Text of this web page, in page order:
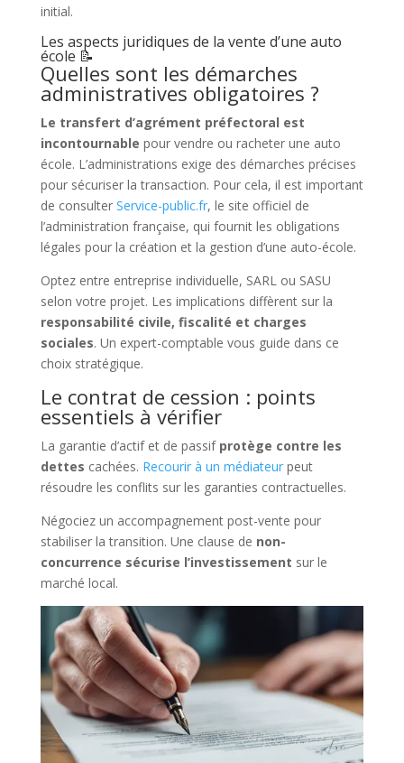
initial.
Les aspects juridiques de la vente d’une auto
école 📝
Quelles sont les démarches
administratives obligatoires ?
Le transfert d’agrément préfectoral est
incontournable pour vendre ou racheter une auto
école. L’administrations exige des démarches précises
pour sécuriser la transaction. Pour cela, il est important
de consulter Service-public.fr, le site officiel de
l’administration française, qui fournit les obligations
légales pour la création et la gestion d’une auto-école.
Optez entre entreprise individuelle, SARL ou SASU
selon votre projet. Les implications diffèrent sur la
responsabilité civile, fiscalité et charges
sociales. Un expert-comptable vous guide dans ce
choix stratégique.
Le contrat de cession : points
essentiels à vérifier
La garantie d’actif et de passif protège contre les
dettes cachées. Recourir à un médiateurpeut
résoudre les conflits sur les garanties contractuelles.
Négociez un accompagnement post-vente pour
stabiliser la transition. Une clause de non-
concurrence sécurise l’investissement sur le
marché local.